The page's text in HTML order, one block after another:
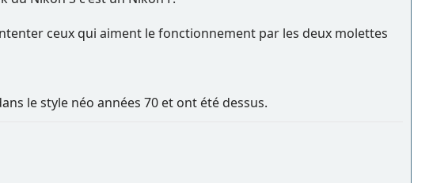
ceux qui aiment le fonctionnement par les deux molettes
le style néo années 70 et ont été dessus.